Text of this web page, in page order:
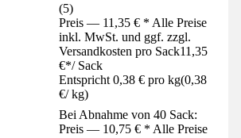
(5)
Preis — 11,35 € * Alle Preise
inkl. MwSt. und ggf. zzgl.
Versandkosten pro Sack11,35
€*/ Sack
Entspricht 0,38 € pro kg(0,38
€/ kg)
Bei Abnahme von 40 Sack:
Preis — 10,75 € * Alle Preise